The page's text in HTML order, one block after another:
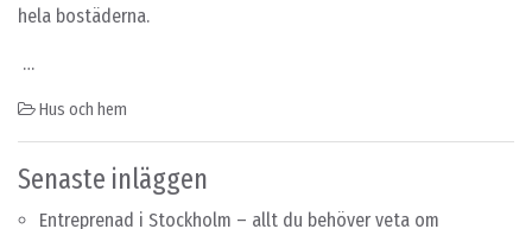
hela bostäderna.
…
Hus och hem
Senaste inläggen
Entreprenad i Stockholm – allt du behöver veta om